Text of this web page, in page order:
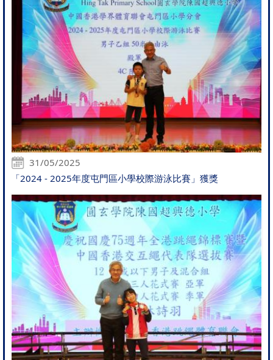
31/05/2025
「2024 - 2025年度屯門區小學校際游泳比賽」獲獎